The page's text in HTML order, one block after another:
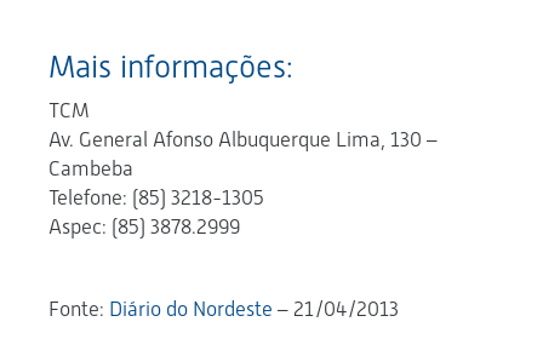
Mais informações:
TCM
Av. General Afonso Albuquerque Lima, 130 –
Cambeba
Telefone: (85) 3218-1305
Aspec: (85) 3878.2999
Fonte: Diário do Nordeste – 21/04/2013